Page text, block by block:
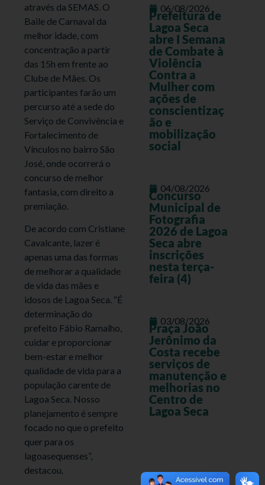
através da SEMAS. O
Baile de Carnaval da
melhor idade, com
concentração a partir
das 15h em frente ao
Clube de Mães. Os
participantes farão um
percurso até a sede do
Serviço de Convivência e
Fortalecimento de
Vínculos no bairro São
José, onde ocorrerá o
concurso de melhor
fantasia, com direito a
premiação.
De acordo com Cristiane
Cavalcante, lazer é
apenas uma das formas
de melhorar a qualidade
de vida das mães e
idosos de Lagoa Seca. “É
determinação do
prefeito Fábio Ramalho,
cuidar e proporcionar
bem-estar e melhor
qualidade de vida para a
população carente de
Lagoa Seca. Nosso
planejamento é sempre
focado no que o prefeito
quer para os
lagoasequenses”,
destacou.
06/08/2026
Prefeitura de
Lagoa Seca
abre I Semana
de Combate à
Violência
Contra a
Mulher com
ações de
conscientizaç
ão e
mobilização
social
04/08/2026
Concurso
Municipal de
Fotografia
2026 de Lagoa
Seca abre
inscrições
nesta terça-
feira (4)
03/08/2026
Praça João
Jerônimo da
Costa recebe
serviços de
manutenção e
melhorias no
Centro de
Lagoa Seca